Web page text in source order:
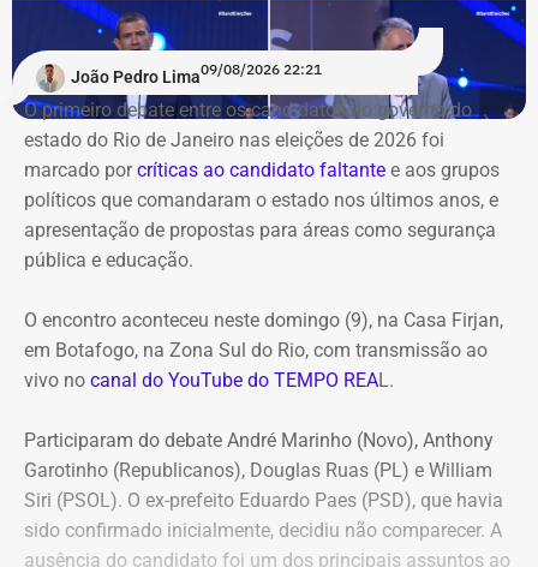
João Pedro Lima09/08/2026 22:21
O primeiro debate entre os candidatos ao governo do
estado do Rio de Janeiro nas eleições de 2026 foi
marcado porcríticas ao candidato faltante e aos grupos
políticos que comandaram o estado nos últimos anos, e
apresentação de propostas para áreas como segurança
pública e educação.
O encontro aconteceu neste domingo (9), na Casa Firjan,
em Botafogo, na Zona Sul do Rio, com transmissão ao
vivo no canal do YouTube do TEMPO REAL.
Participaram do debate André Marinho (Novo), Anthony
Garotinho (Republicanos), Douglas Ruas (PL) e William
Siri (PSOL). O ex-prefeito Eduardo Paes (PSD), que havia
sido confirmado inicialmente, decidiu não comparecer. A
ausência do candidato foi um dos principais assuntos ao